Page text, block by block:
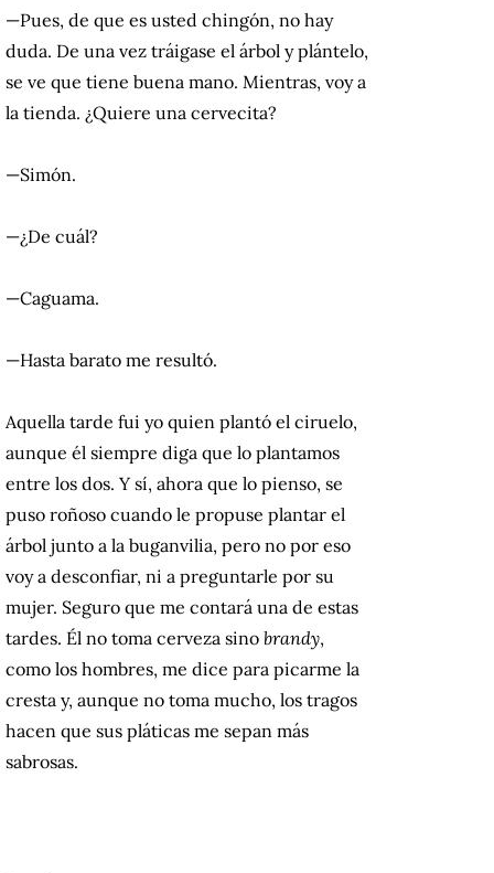
—Pues, de que es usted chingón, no hay
duda. De una vez tráigase el árbol y plántelo,
se ve que tiene buena mano. Mientras, voy a
la tienda. ¿Quiere una cervecita?
—Simón.
—¿De cuál?
—Caguama.
—Hasta barato me resultó.
Aquella tarde fui yo quien plantó el ciruelo,
aunque él siempre diga que lo plantamos
entre los dos. Y sí, ahora que lo pienso, se
puso roñoso cuando le propuse plantar el
árbol junto a la buganvilia, pero no por eso
voy a desconfiar, ni a preguntarle por su
mujer. Seguro que me contará una de estas
tardes. Él no toma cerveza sino brandy,
como los hombres, me dice para picarme la
cresta y, aunque no toma mucho, los tragos
hacen que sus pláticas me sepan más
sabrosas.